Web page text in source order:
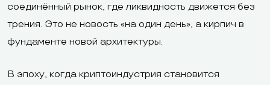
соединённый рынок, где ликвидность движется без
трения. Это не новость «на один день», а кирпич в
фундаменте новой архитектуры.
В эпоху, когда криптоиндустрия становится